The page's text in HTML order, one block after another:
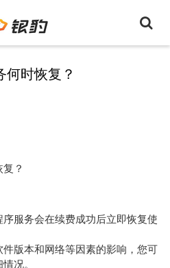
时恢复？
？
服务会在续费成功后立即恢复使
版本和网络等因素的影响，您可
况。